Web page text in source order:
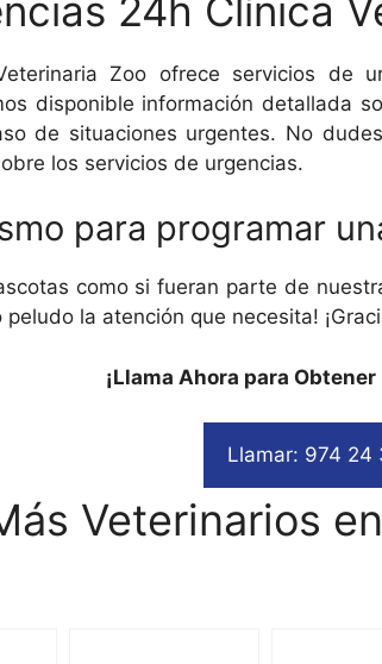
24h Clínica
Zoo ofrece servicios de
disponible información detallada
de situaciones urgentes. No
los servicios de urgencias.
para programar
como si fueran parte de
la atención que necesita!
¡Llama Ahora para
Llamar: 974 24
Veterinarios